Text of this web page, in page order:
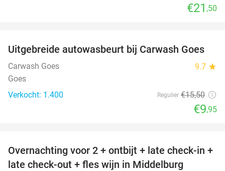
€21 ,50
36%
Uitgebreide autowasbeurt bij Carwash Goes
Carwash Goes 9.7 star
Goes
Verkocht: 1.400
Regulier €15,50
€9,95
52%
Overnachting voor 2 + ontbijt + late check-in +
late check-out + fles wijn in Middelburg